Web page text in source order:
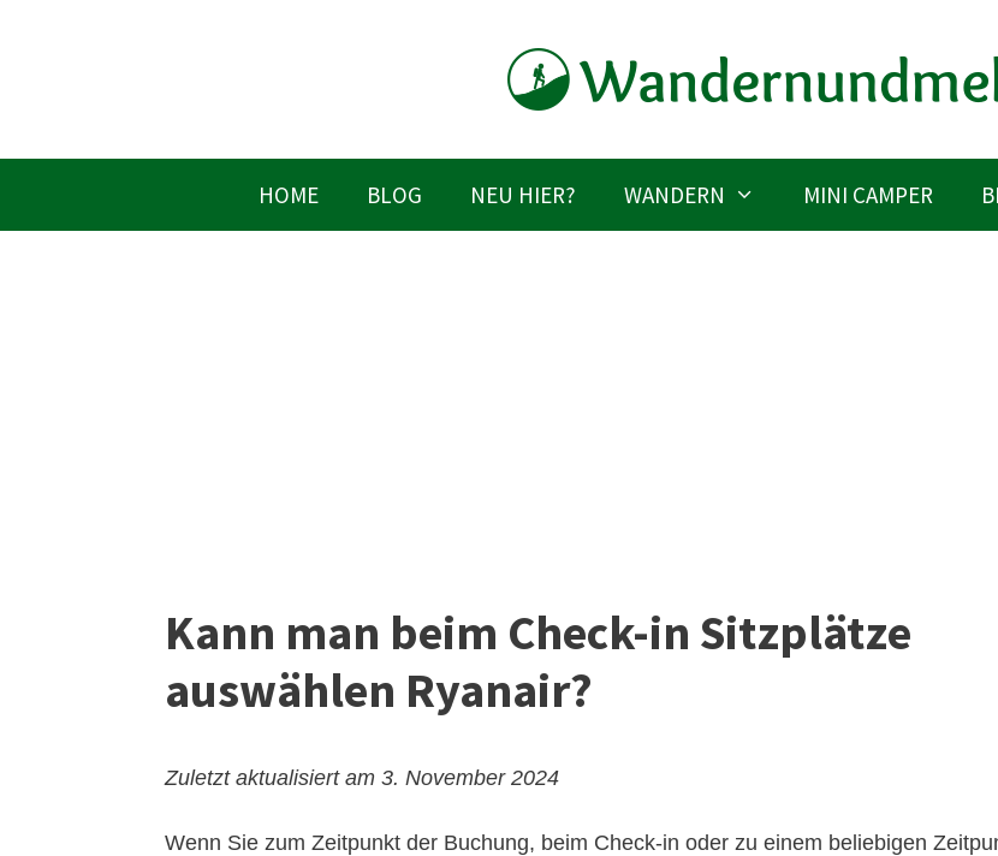
HOME BLOG NEU HIER? WANDERN MINI CAMPER
Kann man beim Check-in Sitzplätze
auswählen Ryanair?
Zuletzt aktualisiert am 3. November 2024
Wenn Sie zum Zeitpunkt der Buchung, beim Check-in oder zu einem beliebigen